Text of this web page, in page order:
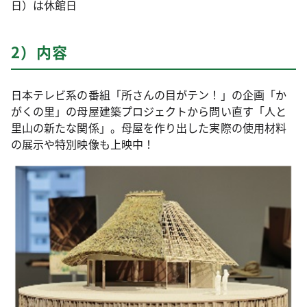
日）は休館日
2）内容
日本テレビ系の番組「所さんの目がテン！」の企画「か
がくの里」の母屋建築プロジェクトから問い直す「人と
里山の新たな関係」。母屋を作り出した実際の使用材料
の展示や特別映像も上映中！